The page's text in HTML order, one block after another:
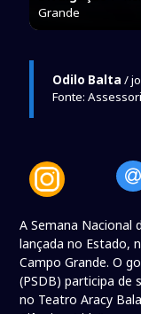
Grande
Odilo Balta /
Fonte:
A Semana Nacional
lançada no Estado,
Campo Grande. O
(PSDB) participa de
no Teatro Aracy